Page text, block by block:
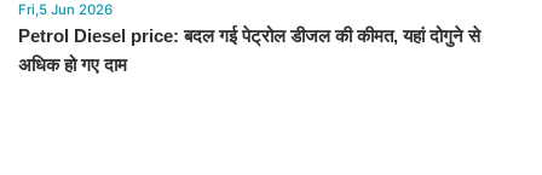
Fri,5 Jun 2026
Petrol Diesel price: बदल गई पेट्रोल डीजल की कीमत, यहां दोगुने से
अधिक हो गए दाम